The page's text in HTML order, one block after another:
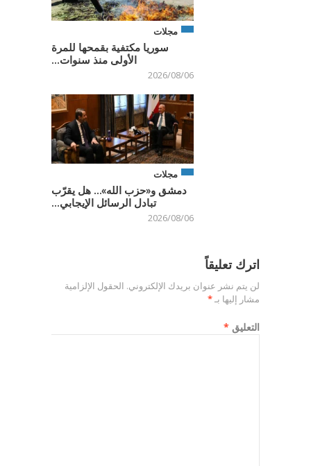
مجلات
سوريا مكتفية بقمحها للمرة
الأولى منذ سنوات...
2026/08/06
مجلات
دمشق و«حزب الله»… هل يقرّب
تبادل الرسائل الإيجابي...
2026/08/06
اترك تعليقاً
لن يتم نشر عنوان بريدك الإلكتروني. الحقول الإلزامية
مشار إليها بـ*
التعليق *